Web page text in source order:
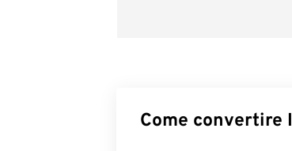
Come convertire